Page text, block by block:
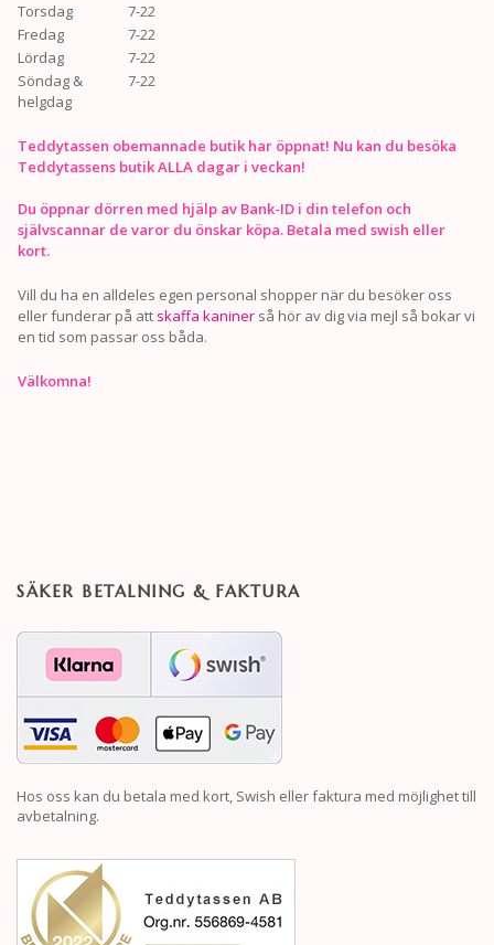
Torsdag
7-22
Fredag
7-22
Lördag
7-22
Söndag &
helgdag
7-22
Teddytassen obemannade butik har öppnat! Nu kan du besöka
Teddytassens butik ALLA dagar i veckan!
Du öppnar dörren med hjälp av Bank-ID i din telefon och
självscannar de varor du önskar köpa. Betala med swish eller
kort.
Vill du ha en alldeles egen personal shopper när du besöker oss
eller funderar på att skaffa kaniner så hör av dig via mejl så bokar vi
en tid som passar oss båda.
Välkomna!
SÄKER BETALNING & FAKTURA
Hos oss kan du betala med kort, Swish eller faktura med möjlighet till
avbetalning.